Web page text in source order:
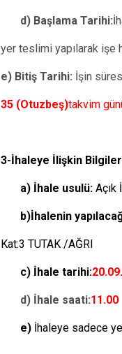
d) Başlama Tarihi:
yer teslimi yapılarak işe
e) Bitiş Tarihi: İşin
35 (Otuzbeş)takvim
3-İhaleye İlişkin Bilgiler
a) İhale usulü: Açık
b)İhalenin
Kat:3 TUTAK /AĞRI
c) İhale tarihi:
d) İhale saati:11.00
e) İhaleye sadece